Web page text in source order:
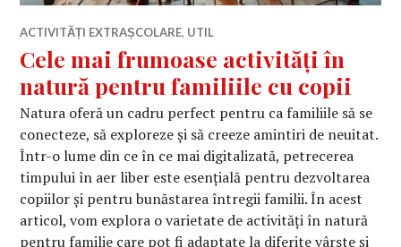
ACTIVITĂȚI EXTRAȘCOLARE, UTIL
Cele mai frumoase activități în
natură pentru familiile cu copii
Natura oferă un cadru perfect pentru ca familiile să se
conecteze, să exploreze și să creeze amintiri de neuitat.
Într-o lume din ce în ce mai digitalizată, petrecerea
timpului în aer liber este esențială pentru dezvoltarea
copiilor și pentru bunăstarea întregii familii. În acest
articol, vom explora o varietate de activități în natură
pentru familie care pot fi adaptate la diferite vârste și